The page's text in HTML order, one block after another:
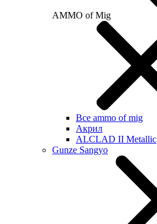
AMMO of Mig
Все ammo of mig
Акрил
ALCLAD II Metallic
Gunze Sangyo